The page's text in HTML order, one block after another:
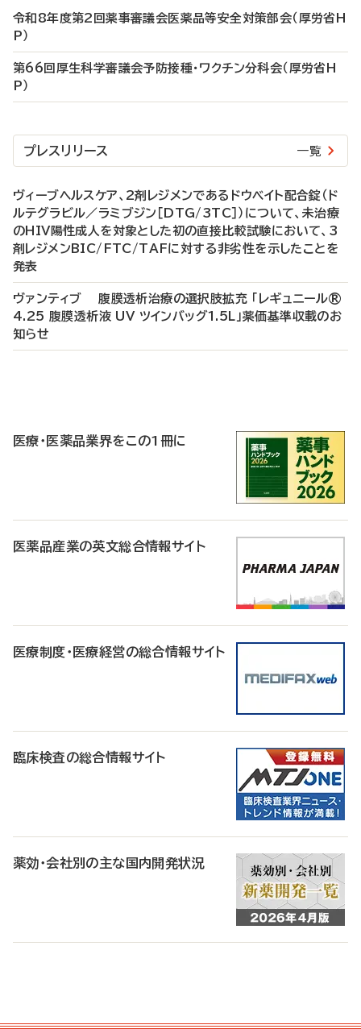
令和8年度第2回薬事審議会医薬品等安全対策部会（厚労省H
P）
第66回厚生科学審議会予防接種・ワクチン分科会（厚労省H
P）
プレスリリース 一覧
ヴィーブヘルスケア、2剤レジメンであるドウベイト配合錠（ド
ルテグラビル／ラミブジン［DTG/3TC］）について、未治療
のHIV陽性成人を対象とした初の直接比較試験において、3
剤レジメンBIC/FTC/TAFに対する非劣性を示したことを
発表
ヴァンティブ 腹膜透析治療の選択肢拡充 「レギュニール®
4.25 腹膜透析液 UV ツインバッグ1.5L」薬価基準収載のお
知らせ
医療・医薬品業界をこの1冊に
医薬品産業の英文総合情報サイト
医療制度・医療経営の総合情報サイト
臨床検査の総合情報サイト
薬効・会社別の主な国内開発状況